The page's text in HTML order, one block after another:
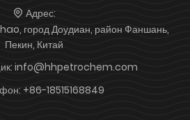
Адрес:
город Доудиан, район Фаншань,
Пекин, Китай
info@hhpetrochem.com
+86-18515168849